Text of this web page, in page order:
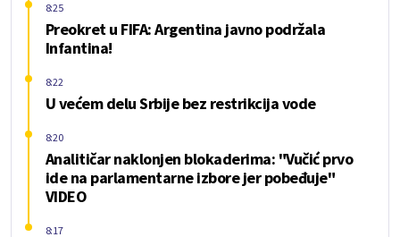
Preokret u FIFA: Argentina javno podržala
Infantina!
8:25
U većem delu Srbije bez restrikcija vode
8:22
Analitičar naklonjen blokaderima: "Vučić prvo
ide na parlamentarne izbore jer pobeđuje"
VIDEO
8:20
8:17